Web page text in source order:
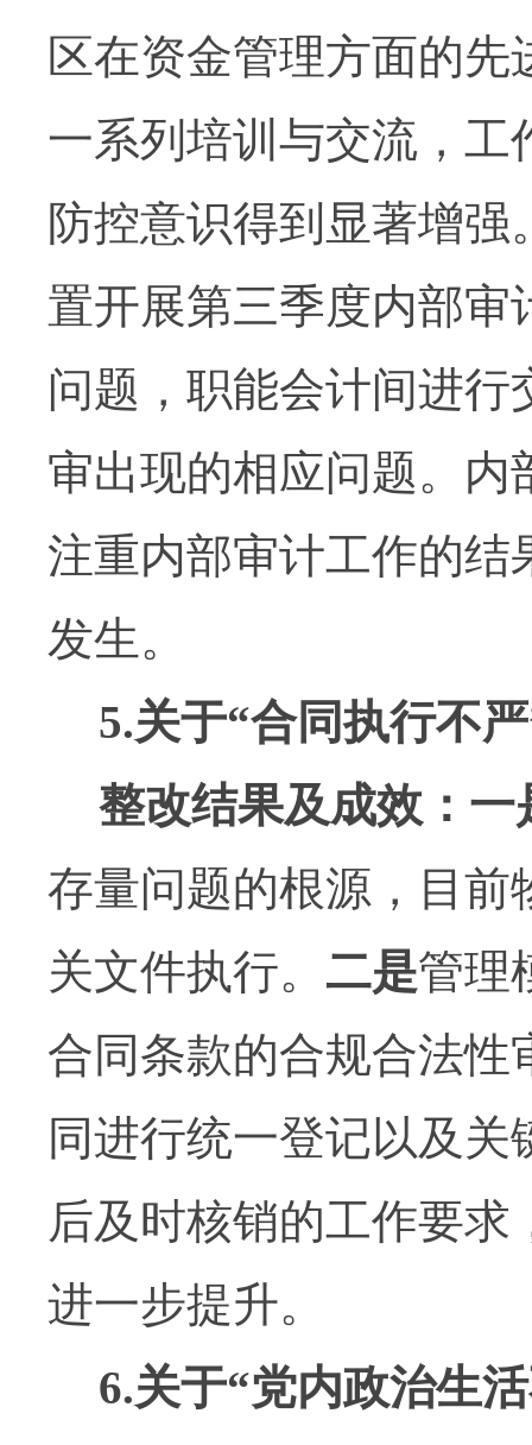
区在资金管理方面的
一系列培训与交流，工
防控意识得到显著增强
置开展第三季度内部审
问题，职能会计间进
审出现的相应问题。内
注重内部审计工作的结
发生。
5.关于“合同执行不严
整改结果及成效： 一
存量问题的根源， 目前
关文件执行。 二是管理
合同条款的合规合法性
同进行统一登记以及
后及时核销的工作要
进一步提升。
6.关于“党内政治生